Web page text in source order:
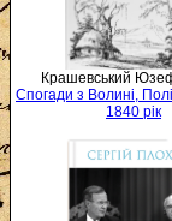
Крашевський Юзеф
Спогади з Волині,
1840 рік